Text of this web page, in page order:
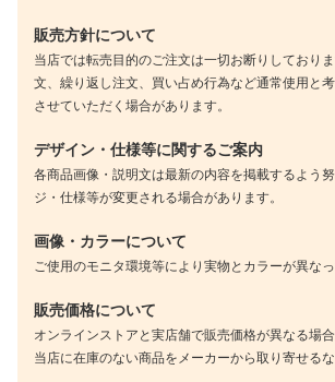
販売方針について
当店では転売目的のご注文は一切お断りしており
文、繰り返し注文、買い占め行為など通常使用と
させていただく場合があります。
デザイン・仕様等に関するご案内
各商品画像・説明文は最新の内容を掲載するよう
ジ・仕様等が変更される場合があります。
画像・カラーについて
ご使用のモニタ環境等により実物とカラーが異な
販売価格について
オンラインストアと実店舗で販売価格が異なる場
当店に在庫のない商品をメーカーから取り寄せる